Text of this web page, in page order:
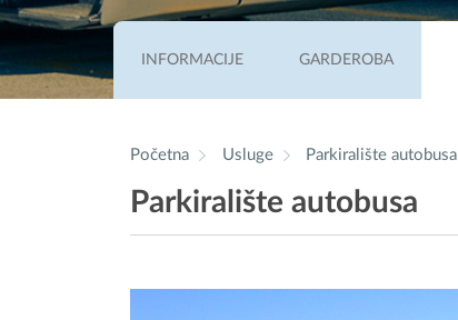
INFORMACIJE GARDEROBA
Početna Usluge Parkiralište autobusa
Parkiralište autobusa